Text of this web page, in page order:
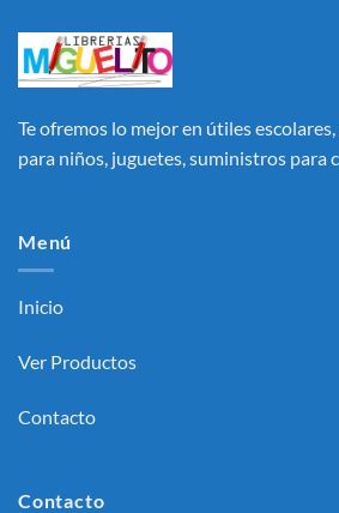
Te ofremos lo mejor en útiles
para niños, juguetes, suministros para
Menú
Inicio
Ver Productos
Contacto
Contacto